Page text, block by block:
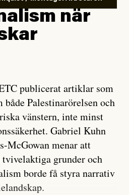
när
publicerat artiklar som
både Palestinarörelsen och
vänstern, inte minst
Gabriel Kuhn
McGowan menar att
grunder och
borde få styra narrativ